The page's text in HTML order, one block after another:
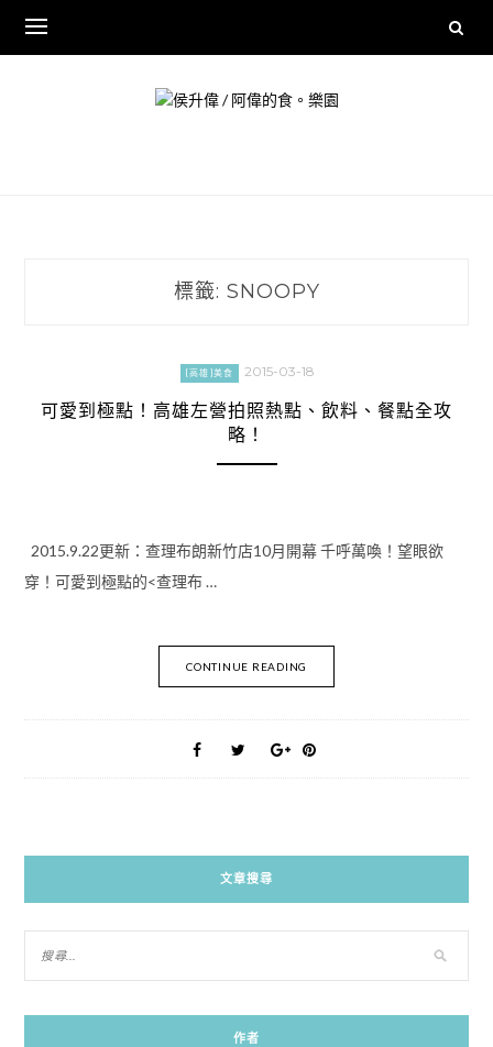
content
標籤: SNOOPY
[高雄]美食 2015-03-18
可愛到極點！高雄左營拍照熱點、飲料、餐點全攻
略！
2015.9.22更新：查理布朗新竹店10月開幕 千呼萬喚！望眼欲
穿！可愛到極點的<查理布 …
CONTINUE READING
文章搜尋
作者